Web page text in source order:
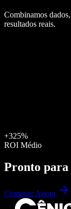
Combinamos
resultados reais.
+325%
ROI Médio
Pronto
Começar Agora